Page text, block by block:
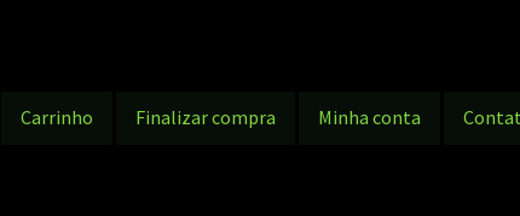
Carrinho Finalizar compra Minha conta